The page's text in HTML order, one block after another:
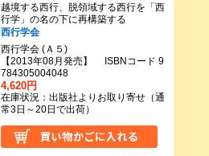
越境する西行、脱領域する西行を「西
行学」の名の下に再構築する
西行学会
西行学会 (Ａ５)
【2013年08月発売】 ISBNコード 9
784305004048
4,620円
在庫状況：出版社よりお取り寄せ（通
常3日～20日で出荷）